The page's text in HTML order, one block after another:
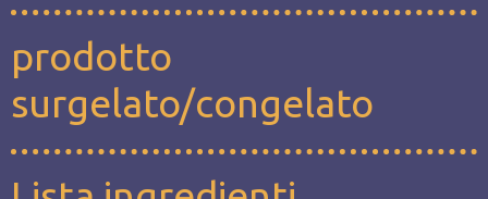
prodotto
surgelato/congelato